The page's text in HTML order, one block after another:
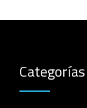
Categorías